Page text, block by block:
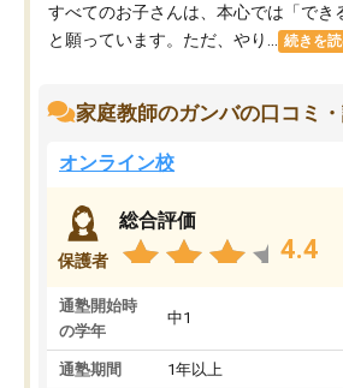
すべてのお子さんは、本心では「でき
と願っています。ただ、やり...
続きを
家庭教師のガンバの口コミ
オンライン校
保護者
総合評価
4.4
通塾開始時
の学年
中1
通塾期間 1年以上